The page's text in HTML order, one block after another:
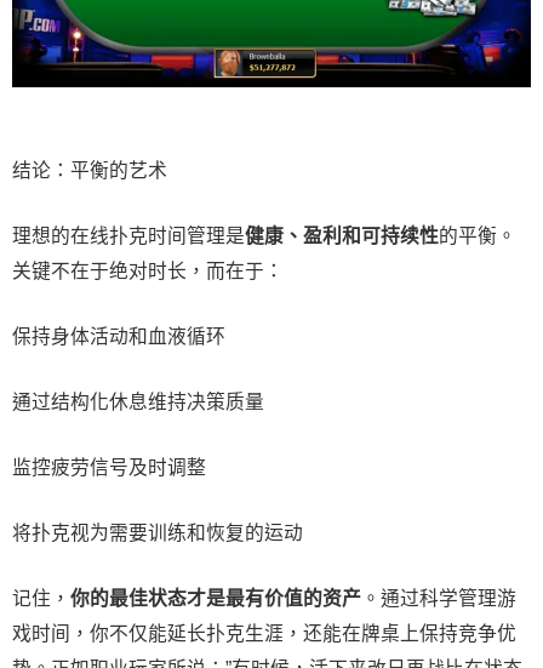
结论：平衡的艺术
理想的在线扑克时间管理是健康、盈利和可持续性的平衡。
关键不在于绝对时长，而在于：
保持身体活动和血液循环
通过结构化休息维持决策质量
监控疲劳信号及时调整
将扑克视为需要训练和恢复的运动
记住， 你的最佳状态才是最有价值的资产 。通过科学管理游
戏时间，你不仅能延长扑克生涯，还能在牌桌上保持竞争优